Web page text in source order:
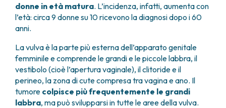
TUMORI ENDOMETRIO
TUMORI MAMMELLA
TUMORI OVAIO
TUMORI PROSTATA
TUMORI TESTICOLO
TUMORI VESCICA
TUMORI VULVA
TUMORI DI PELLE, SANGUE E TESSUTI
CHIRURGIA TORACICA ONCOLOGICA
CHIRURGIA DEI TUMORI DELLA PELLE
CHIRURGIA UROLOGICA
CHIRURGIA SENOLOGICA
GASTROENTEROLOGIA ED ENDOSCOPIA
DIGESTIVA
GINECOLOGIA ONCOLOGICA E TUMORI
EREDITARI
OTORINOLARINGOIATRIA
SOSTIENI LA RICERCA
donne in età matura. L’incidenza, infatti, aumenta con
l’età: circa 9 donne su 10 ricevono la diagnosi dopo i 60
anni.
La vulva è la parte più esterna dell’apparato genitale
femminile e comprende le grandi e le piccole labbra, il
vestibolo (cioè l’apertura vaginale), il clitoride e il
perineo, la zona di cute compresa tra vagina e ano. Il
tumore colpisce più frequentemente le grandi
labbra, ma può svilupparsi in tutte le aree della vulva.